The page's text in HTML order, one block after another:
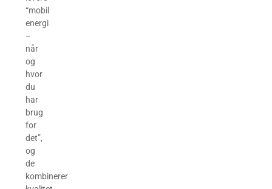
“mobil
energi
–
når
og
hvor
du
har
brug
for
det”,
og
de
kombinerer